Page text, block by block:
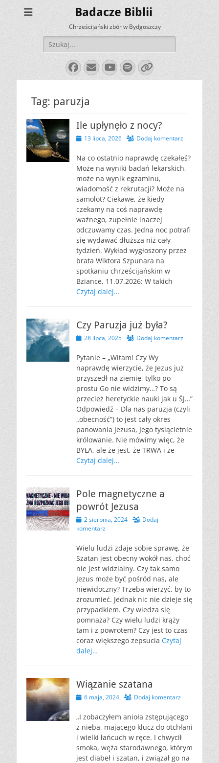
Badacze Biblii
Chrześcijański zbór w Bydgoszczy
Szukaj:
Facebook
E-
mail
YouTube
Spotify
Link
Tag: paruzja
Ile upłynęło z nocy?
Opublikowano
13 lipca, 2026 Dodaj komentarz
Na co ostatnio naprawdę czekałeś?
Może na wyniki badań lekarskich,
może na wynik egzaminu,
wiadomość z rekrutacji? Może na
samolot? Ciekawe, że kiedy
czekamy na coś naprawdę
ważnego, zupełnie inaczej
odczuwamy czas. Jedna noc potrafi
się wydawać dłuższa niż cały
tydzień. Wykład wygłoszony przez
brata Wiktora Szpunara na
spotkaniu chrześcijańskim w
Bziance, 11.07.2026: W takich
Czytaj dalej…
Czy Paruzja już była?
Opublikowano
28 lipca, 2025 Dodaj komentarz
Pytanie – „Witam! Czy Wy
naprawdę wierzycie, że Jezus już
przyszedł na ziemię, tylko po
prostu Go nie widzimy…? To są
przecież heretyckie nauki jak u ŚJ…”
Odpowiedź – Dla nas paruzja (czyli
„obecność”) to jest cały okres
panowania Jezusa, Jego tysiącletnie
królowanie. Nie mówimy więc, że
BYŁA, ale że jest, że TRWA i że
Czytaj dalej…
Pole magnetyczne a
powrót Jezusa
Opublikowano
2 sierpnia, 2024
Dodaj
komentarz
Wielu ludzi zdaje sobie sprawę, że
Szatan jest obecny wokół nas, choć
nie jest widzialny. Czy tak samo
Jezus może być pośród nas, ale
niewidoczny? Trzeba wierzyć, by to
zrozumieć. Jednak nic nie dzieje się
przypadkiem. Czy wiedza się
pomnaża? Czy wielu ludzi krąży
tam i z powrotem? Czy jest to czas
coraz większego zepsucia Czytaj
dalej…
Wiązanie szatana
Opublikowano
6 maja, 2024 Dodaj komentarz
„I zobaczyłem anioła zstępującego
z nieba, mającego klucz do otchłani
i wielki łańcuch w ręce. I chwycił
smoka, węża starodawnego, którym
jest diabeł i szatan, i związał go na